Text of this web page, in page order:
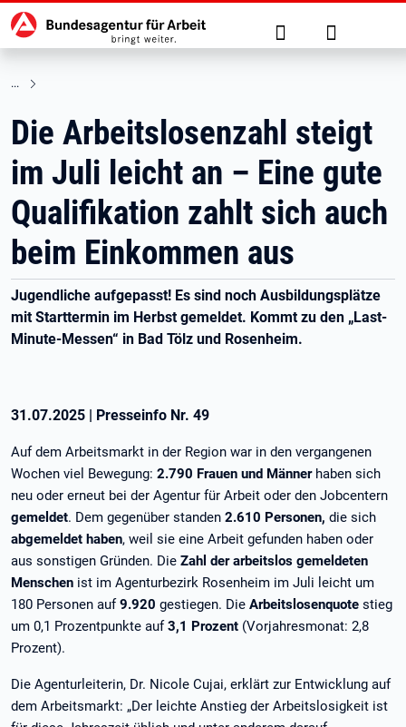
zu den Hauptinhalten springen
Hauptnavigation Suche Anmelden
Die Arbeitslosenzahl steigt
im Juli leicht an – Eine gute
Qualifikation zahlt sich auch
beim Einkommen aus
Jugendliche aufgepasst! Es sind noch Ausbildungsplätze
mit Starttermin im Herbst gemeldet. Kommt zu den „Last-
Minute-Messen“ in Bad Tölz und Rosenheim.
31.07.2025 | Presseinfo Nr. 49
Auf dem Arbeitsmarkt in der Region war in den vergangenen
Wochen viel Bewegung: 2.790 Frauen und Männer haben sich
neu oder erneut bei der Agentur für Arbeit oder den Jobcentern
gemeldet. Dem gegenüber standen 2.610 Personen, die sich
abgemeldet haben, weil sie eine Arbeit gefunden haben oder
aus sonstigen Gründen. Die Zahl der arbeitslos gemeldeten
Menschen ist im Agenturbezirk Rosenheim im Juli leicht um
180 Personen auf9.920 gestiegen. Die Arbeitslosenquote stieg
um 0,1 Prozentpunkte auf3,1 Prozent (Vorjahresmonat: 2,8
Prozent).
Die Agenturleiterin, Dr. Nicole Cujai, erklärt zur Entwicklung auf
dem Arbeitsmarkt: „Der leichte Anstieg der Arbeitslosigkeit ist